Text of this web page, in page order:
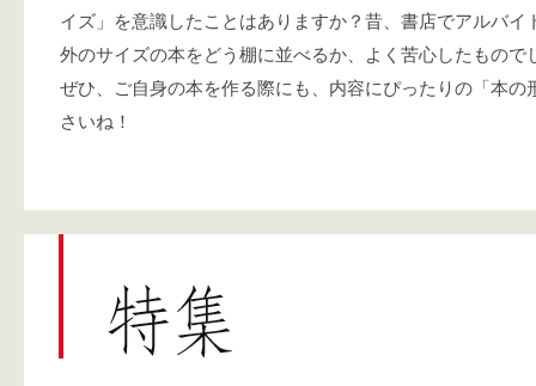
イズ」を意識したことはありますか？昔、書店でアルバイ
外のサイズの本をどう棚に並べるか、よく苦心したもので
ぜひ、ご自身の本を作る際にも、内容にぴったりの「本の
さいね！